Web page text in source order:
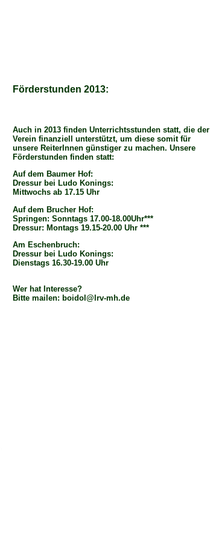
Förderstunden 2013:
Auch in 2013 finden Unterrichtsstunden statt, die der
Verein finanziell unterstützt, um diese somit für
unsere ReiterInnen günstiger zu machen. Unsere
Förderstunden finden statt:
Auf dem Baumer Hof:
Dressur bei Ludo Konings:
Mittwochs ab 17.15 Uhr
Auf dem Brucher Hof:
Springen: Sonntags 17.00-18.00Uhr***
Dressur: Montags 19.15-20.00 Uhr ***
Am Eschenbruch:
Dressur bei Ludo Konings:
Dienstags 16.30-19.00 Uhr
Wer hat Interesse?
Bitte mailen: boidol@lrv-mh.de